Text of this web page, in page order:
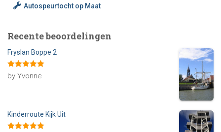
Autospeurtocht op Maat
Recente beoordelingen
Fryslan Boppe 2
Rated5out
of 5
by Yvonne
Kinderroute Kijk Uit